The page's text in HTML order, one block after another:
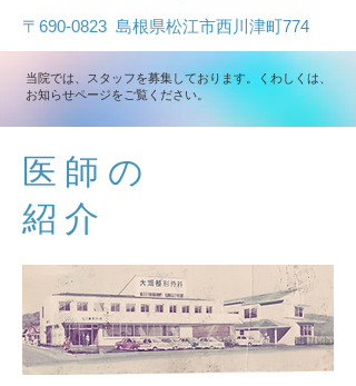
〒690-0823​ 島根県松江市西川津町774
​当院では、スタッフを募集しております。くわしくは、
お知らせページをご覧ください。
医師の
紹介